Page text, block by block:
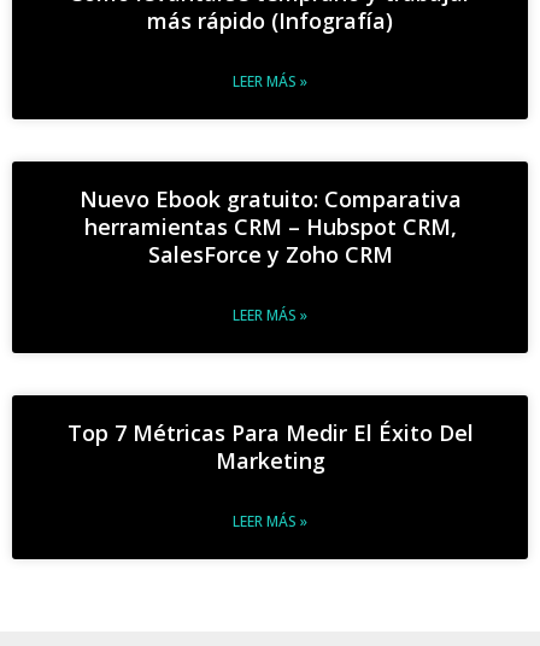
más rápido (Infografía)
LEER MÁS »
Nuevo Ebook gratuito: Comparativa
herramientas CRM – Hubspot CRM,
SalesForce y Zoho CRM
LEER MÁS »
Top 7 Métricas Para Medir El Éxito Del
Marketing
LEER MÁS »